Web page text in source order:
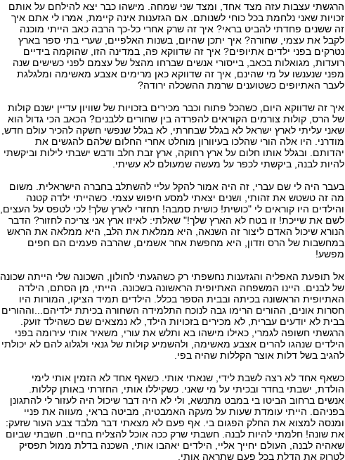
הרגשתי עצבות עזה מצד אחד, ומצד שני שמחה. מישהו כבר יצא להילחם על אותם
זכויות שאני נלחמת בכל כוחי לשנותם. אם הגזענות אינה קיימת, אמרו לי אתם איך
זה ששנים פחדתי להביט בראי? איך זה שרק אחרי כל-כך הרבה כאב הייתי מוכנה
לקבל את עצמי, שחורה? איך יתכן שהיום, בשנות האלפיים, שערי בתי ספר בארץ
נטרקים בפני ילדים אתיופים? איך זה שדווקא פה, במדינה הזו, שהוקמה בידיים
רועדות, מגואלות בכאב, בייסורי אנשים שברחו מהצל של עצמם לפני כשישים שנה
מפני שנענשו על מי שהינם, איך זה שדווקא כאן מרימים אצבע מאשימה ומלגלגת
לעבר האתיופים כשטוענים שרמת ההשכלה ירודה?
איך זה שדווקא היום, כשהכל פתוח וכבר מכירים בזכויות של שוויון עדיין ישנם קולות
של הרס, קולות צורמים הקוראים להפרדה בין שחורים ללבנים? הכאב הכי גדול הוא
שאני עליתי לארץ ישראל לא בגלל שבחרתי, לא בגלל שנפשי חשקה להכיר עולם חדש,
מודרני. היו אלה הורי שהלכו בעיוורון מוחלט אחרי החלום שלהם להגשים את
יהדותם. ובגלל אותו חלום על ארץ רחוקה, ארץ זבת חלב ודבש ישבתי לילות וביקשתי
להיות לבנה, ביקשתי לכפר על מעשה שמעולם לא עשיתי.
בעבר היה לי שם עברי, זה היה אמור להקל עליי להשתלב בחברה הישראלית. משום
מה זה טשטש את זהותי, ושנים יצאתי למסע חיפוש עצמי. כשהייתי ילדה קטנה
והילדים היו קוראים לי "כושית! כושית סמבה! תחזרי לארץ שלך! לכי לטפס על העצים,
לשם את שייכת! זו בטח לא הארץ שלך!" שאלתי: לאיזו ארץ אני צריכה לחזור? הדבר
הנורא שיכול האדם ליצור זה השנאה, היא ממלאת את הלב, היא ממלאה את הראש
במחשבות של הרס וזדון, היא מחפשת אחר אשמים, שהרבה פעמים הם חפים
מפשע!
אל תופעת האפליה והגזענות נחשפתי רק כשהגעתי לחולון, השכונה שלי הייתה שכונה
של לבנים. היינו המשפחה האתיופית הראשונה בשכונה. הייתי, מן הסתם, הילדה
האתיופית הראשונה בכיתה ובבית הספר בכלל. הילדים תמיד הציקו, המורות היו
חסרות אונים, ההורים הרימו גבה לנוכח התלמידה השחורה בכיתת ילדיהם...וההורים
בבית לא יודעים עברית, לא מכירים בזכויות הילד, לא נמצאים שם כשהילד זועק.
הרגשתי חשופה לגמרי, כאילו מישהו בא ותלש את עורי, משאיר אותי עירומה בפני
הילדים שנהגו להרים אצבע מאשימה, ולהשמיע קולות של גנאי ולגלוג להם לא יכולתי
להגיב בשל דלות אוצר הקללות שהיה בפי.
כשאף אחד לא רצה לשבת לידי, שנאתי אותי. כשאף אחד לא הזמין אותי לימי
הולדת, ישבתי בחדר ובכיתי על מי שאני. כשקיללו אותי, החזרתי באותן קללות.
אנשים ברחוב הביטו בי במבט מתנשא, ולי לא היה דבר שיכול היה לעזור לי להתגונן
בפניהם. הייתי עומדת שעות על מעקה האמבטיה, מביטה בראי, מעווה את פניי
ומנסה למצוא את החלק הפגום בי. אף פעם לא מצאתי דבר מלבד צבע העור שזעק:
את שונה! חלמתי להיות לבנה. חשבתי שרק ככה אוכל להצליח בחיים. חשבתי שביום
שאהיה לבנה, העולם יחייך אליי, הילדים יאהבו אותי, השכנה בדלת ממול תפסיק
לטרוק את הדלת בכל פעם שתראה אותי.